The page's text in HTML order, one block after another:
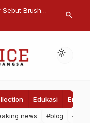
Sebut Brush
Gubernur
Sultan
search
light_mode
Edukasi
news #blog